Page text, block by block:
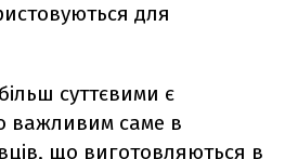
для
суттєвими є
важливим саме в
що виготовляються в